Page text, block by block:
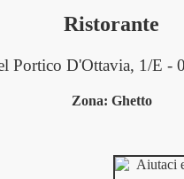
Ristorante
Portico D'Ottavia, 1/E -
Zona: Ghetto